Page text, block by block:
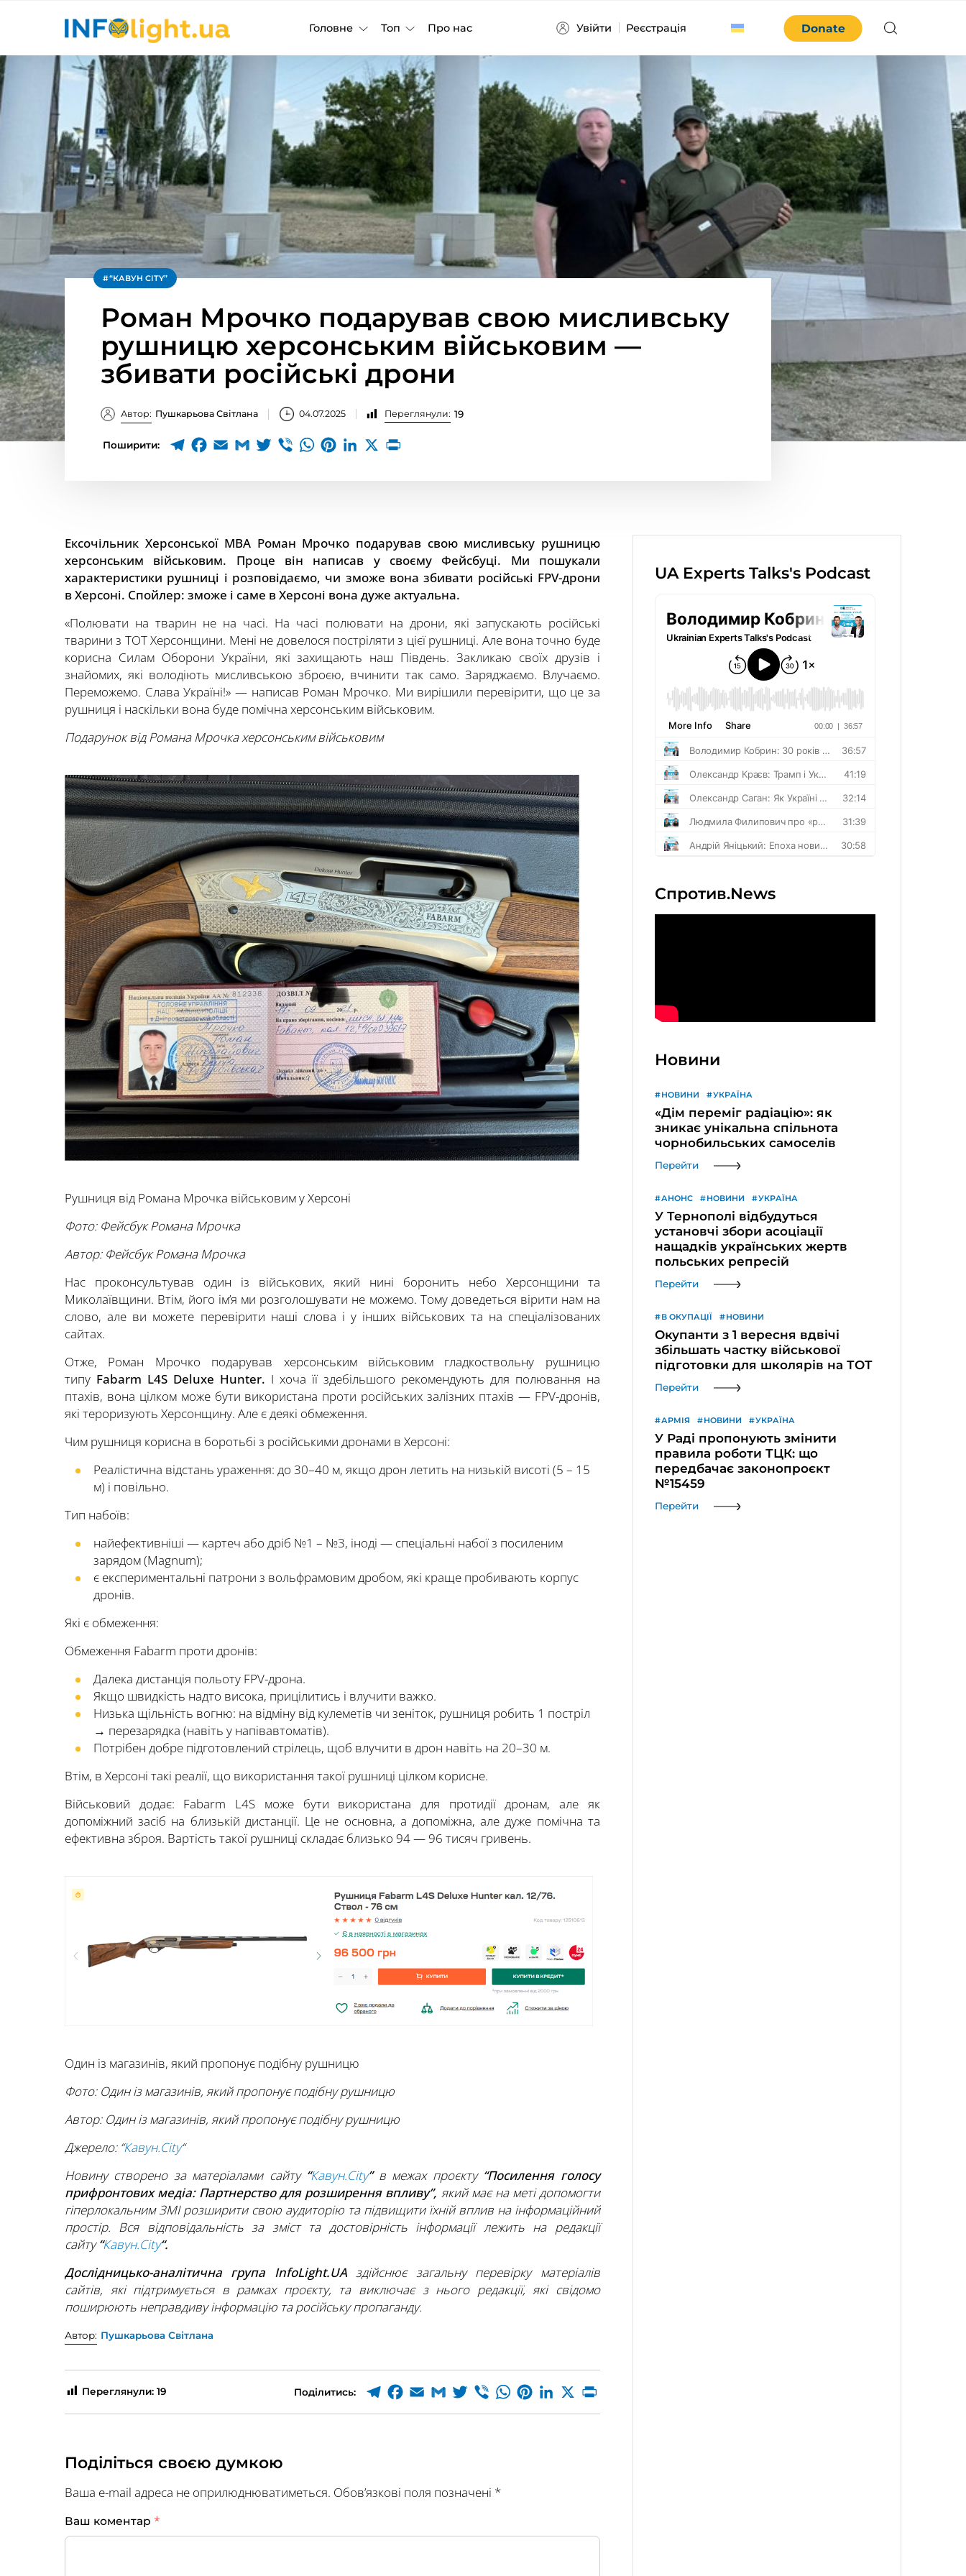
Головне Топ Про нас Увійти Реєстрація Donate
“КАВУН CITY”
Роман Мрочко подарував свою мисливську
рушницю херсонським військовим —
збивати російські дрони
Автор: Пушкарьова Світлана 04.07.2025 Переглянули: 19
Поширити:
Ексочільник Херсонської МВА Роман Мрочко подарував свою мисливську рушницю
херсонським військовим. Проце він написав у своєму Фейсбуці. Ми пошукали
характеристики рушниці і розповідаємо, чи зможе вона збивати російські FPV-дрони
в Херсоні. Спойлер: зможе і саме в Херсоні вона дуже актуальна.
«Полювати на тварин не на часі. На часі полювати на дрони, які запускають російські
тварини з ТОТ Херсонщини. Мені не довелося постріляти з цієї рушниці. Але вона точно буде
корисна Силам Оборони України, які захищають наш Південь. Закликаю своїх друзів і
знайомих, які володіють мисливською зброєю, вчинити так само. Заряджаємо. Влучаємо.
Переможемо. Слава Україні!» — написав Роман Мрочко. Ми вирішили перевірити, що це за
рушниця і наскільки вона буде помічна херсонським військовим.
Подарунок від Романа Мрочка херсонським військовим
Рушниця від Романа Мрочка військовим у Херсоні
Фото: Фейсбук Романа Мрочка
Автор: Фейсбук Романа Мрочка
Нас проконсультував один із військових, який нині боронить небо Херсонщини та
Миколаївщини. Втім, його ім’я ми розголошувати не можемо. Тому доведеться вірити нам на
слово, але ви можете перевірити наші слова і у інших військових та на спеціалізованих
сайтах.
Отже, Роман Мрочко подарував херсонським військовим гладкоствольну рушницю
типу Fabarm L4S Deluxe Hunter. І хоча її здебільшого рекомендують для полювання на
птахів, вона цілком може бути використана проти російських залізних птахів — FPV-дронів,
які тероризують Херсонщину. Але є деякі обмеження.
Чим рушниця корисна в боротьбі з російськими дронами в Херсоні:
Реалістична відстань ураження: до 30–40 м, якщо дрон летить на низькій висоті (5 – 15
м) і повільно.
Тип набоїв:
найефективніші — картеч або дріб №1 – №3, іноді — спеціальні набої з посиленим
зарядом (Magnum);
є експериментальні патрони з вольфрамовим дробом, які краще пробивають корпус
дронів.
Які є обмеження:
Обмеження Fabarm проти дронів:
Далека дистанція польоту FPV-дрона.
Якщо швидкість надто висока, прицілитись і влучити важко.
Низька щільність вогню: на відміну від кулеметів чи зеніток, рушниця робить 1 постріл
→ перезарядка (навіть у напівавтоматів).
Потрібен добре підготовлений стрілець, щоб влучити в дрон навіть на 20–30 м.
Втім, в Херсоні такі реалії, що використання такої рушниці цілком корисне.
Військовий додає: Fabarm L4S може бути використана для протидії дронам, але як
допоміжний засіб на близькій дистанції. Це не основна, а допоміжна, але дуже помічна та
ефективна зброя. Вартість такої рушниці складає близько 94 — 96 тисяч гривень.
Один із магазинів, який пропонує подібну рушницю
Фото: Один із магазинів, який пропонує подібну рушницю
Автор: Один із магазинів, який пропонує подібну рушницю
Джерело: “Кавун.City“
Новину створено за матеріалами сайту “Кавун.City” в межах проєкту “Посилення голосу
прифронтових медіа: Партнерство для розширення впливу”, який має на меті допомогти
гіперлокальним ЗМІ розширити свою аудиторію та підвищити їхній вплив на інформаційний
простір. Вся відповідальність за зміст та достовірність інформації лежить на редакції
сайту“Кавун.City“.
Дослідницько-аналітична група InfoLight.UAздійснює загальну перевірку матеріалів
сайтів, які підтримується в рамках проєкту, та виключає з нього редакції, які свідомо
поширюють неправдиву інформацію та російську пропаганду.
Автор: Пушкарьова Світлана
Переглянули: 19 Поділитись:
Поділіться своєю думкою
Ваша e-mail адреса не оприлюднюватиметься. Обов’язкові поля позначені *
Ваш коментар *
UA Experts Talks's Podcast
Спротив.News
Новини
НОВИНИ УКРАЇНА
«Дім переміг радіацію»: як
зникає унікальна спільнота
чорнобильських самоселів
Перейти
АНОНС НОВИНИ УКРАЇНА
У Тернополі відбудуться
установчі збори асоціації
нащадків українських жертв
польських репресій
Перейти
В ОКУПАЦІЇ НОВИНИ
Окупанти з 1 вересня вдвічі
збільшать частку військової
підготовки для школярів на ТОТ
Перейти
АРМІЯ НОВИНИ УКРАЇНА
У Раді пропонують змінити
правила роботи ТЦК: що
передбачає законопроєкт
№15459
Перейти